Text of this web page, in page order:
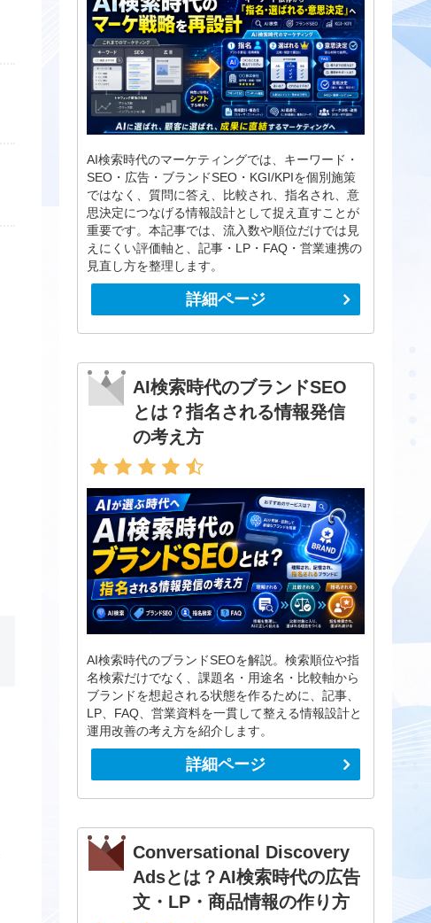
AI検索時代のマーケティングでは、キーワード・
SEO・広告・ブランドSEO・KGI/KPIを個別施策
ではなく、質問に答え、比較され、指名され、意
思決定につなげる情報設計として捉え直すことが
重要です。本記事では、流入数や順位だけでは見
えにくい評価軸と、記事・LP・FAQ・営業連携の
見直し方を整理します。
詳細ページ
AI検索時代のブランドSEO
とは？指名される情報発信
の考え方
AI検索時代のブランドSEOを解説。検索順位や指
名検索だけでなく、課題名・用途名・比較軸から
ブランドを想起される状態を作るために、記事、
LP、FAQ、営業資料を一貫して整える情報設計と
運用改善の考え方を紹介します。
詳細ページ
Conversational Discovery
Adsとは？AI検索時代の広告
文・LP・商品情報の作り方